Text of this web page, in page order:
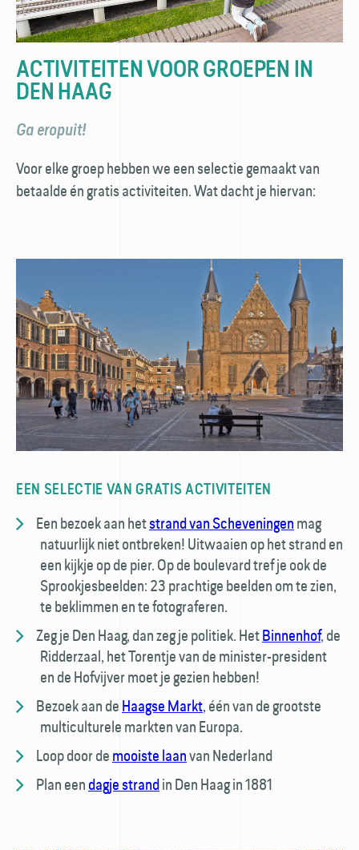
ACTIVITEITEN VOOR GROEPEN IN
DEN HAAG
Ga eropuit!
Voor elke groep hebben we een selectie gemaakt van
betaalde én gratis activiteiten. Wat dacht je hiervan:
EEN SELECTIE VAN GRATIS ACTIVITEITEN
Een bezoek aan hetstrand van Scheveningenmag
natuurlijk niet ontbreken! Uitwaaien op het strand en
een kijkje op de pier. Op de boulevard tref je ook de
Sprookjesbeelden: 23 prachtige beelden om te zien,
te beklimmen en te fotograferen.
Zeg je Den Haag, dan zeg je politiek. HetBinnenhof, de
Ridderzaal, het Torentje van de minister-president
en de Hofvijver moet je gezien hebben!
Bezoek aan deHaagse Markt, één van de grootste
multiculturele markten van Europa.
Loop door demooiste laanvan Nederland
Plan eendagje strandin Den Haag in 1881